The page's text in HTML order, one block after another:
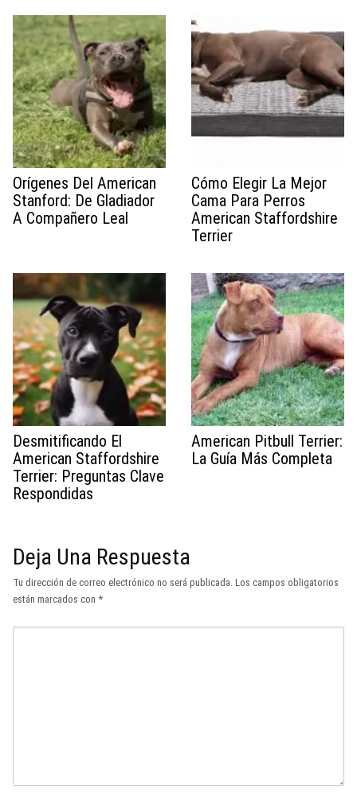
Orígenes Del American
Stanford: De Gladiador
A Compañero Leal
Cómo Elegir La Mejor
Cama Para Perros
American Staffordshire
Terrier
Desmitificando El
American Staffordshire
Terrier: Preguntas Clave
Respondidas
American Pitbull Terrier:
La Guía Más Completa
Deja Una Respuesta
Tu dirección de correo electrónico no será publicada. Los campos obligatorios
están marcados con *